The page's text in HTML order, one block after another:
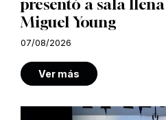
presentó a sala
Miguel Young
07/08/2026
Ver más